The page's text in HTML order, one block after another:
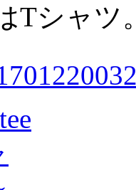
Tシャツ。